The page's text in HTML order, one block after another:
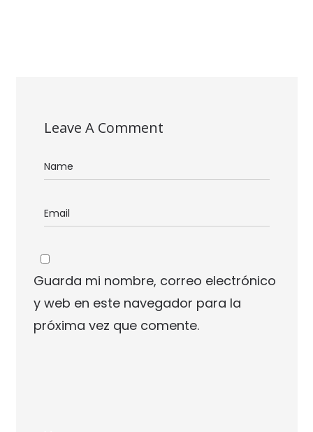
Leave A Comment
Guarda mi nombre, correo electrónico
y web en este navegador para la
próxima vez que comente.